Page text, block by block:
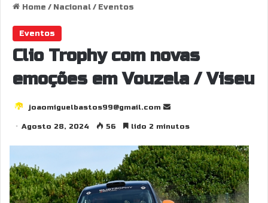
Home / Nacional/ Eventos
Eventos
Clio Trophy com novas
emoções em Vouzela / Viseu
joaomiguelbastos99@gmail.com
d
a
n
e
Agosto 28, 2024 56 lido 2 minutos